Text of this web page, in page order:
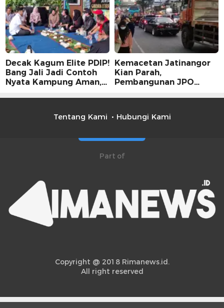
Dimaksimalkan
Decak Kagum Elite PDIP!
Bang Jali Jadi Contoh
Nyata Kampung Aman,
Kemacetan Jatinangor
Kian Parah,
Pembangunan JPO
Tentang Kami
Hubungi Kami
Part of
Copyright @ 2018 Rimanews.id.
All right reserved